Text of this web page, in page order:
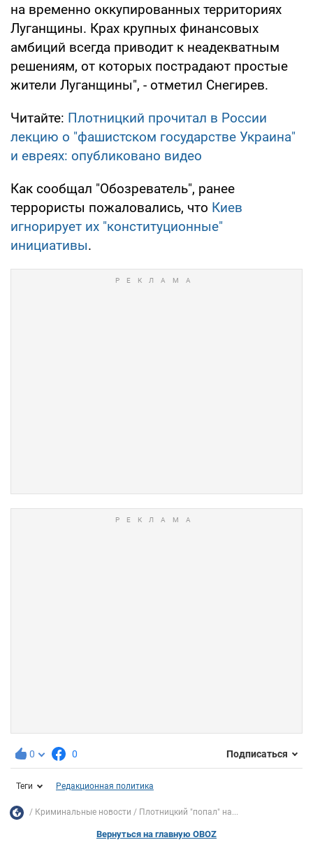
на временно оккупированных территориях
Луганщины. Крах крупных финансовых
амбиций всегда приводит к неадекватным
решениям, от которых пострадают простые
жители Луганщины", - отметил Снегирев.
Читайте: Плотницкий прочитал в России
лекцию о "фашистском государстве Украина"
и евреях: опубликовано видео
Как сообщал "Обозреватель", ранее
террористы пожаловались, что Киев
игнорирует их "конституционные"
инициативы.
0 0 Подписаться
Теги Редакционная политика
Криминальные новости Плотницкий "попал" на...
Вернуться на главную OBOZ